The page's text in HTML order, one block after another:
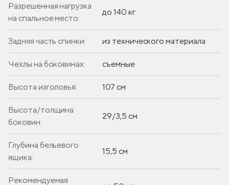
Разрешенная нагрузка
на спальное место:
до 140 кг
Задняя часть спинки: из технического материала
Чехлы на боковинах: съемные
Высота изголовья: 107 см
Высота/толщина
боковин:
29/3,5 см
Глубина бельевого
ящика:
15,5 см
Рекомендуемая